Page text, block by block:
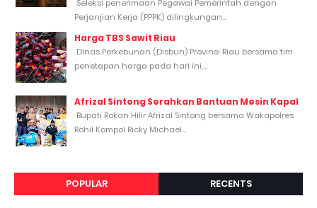
Seleksi penerimaan Pegawai Pemerintah dengan
Perjanjian Kerja (PPPK) dilingkungan...
Harga TBS Sawit Riau
Dinas Perkebunan (Disbun) Provinsi Riau bersama tim
penetapan harga pada hari ini,...
Afrizal Sintong Serahkan Bantuan Mesin Kapal
Bupati Rokan Hilir Afrizal Sintong bersama Wakapolres
Rohil Kompol Ricky Michael...
POPULAR RECENTS